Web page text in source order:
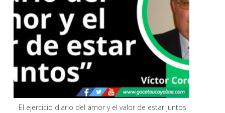
El ejercicio diario del amor y el valor de estar juntos